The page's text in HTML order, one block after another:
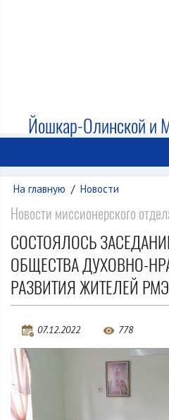
Йошкар-Олинской и
На главную / Новости
Новости миссионерского
СОСТОЯЛОСЬ
ОБЩЕСТВА ДУХОВНО-
РАЗВИТИЯ ЖИТЕЛЕЙ РМЭ
07.12.2022 778